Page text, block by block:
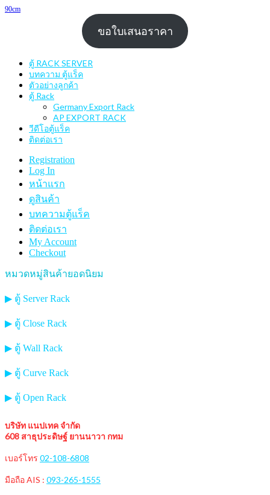
90cm
ขอใบเสนอราคา
ตู้ RACK SERVER
บทความ ตู้แร็ค
ตัวอย่างลูกค้า
ตู้ Rack
Germany Export Rack
AP EXPORT RACK
วีดีโอตู้แร็ค
ติดต่อเรา
Registration
Log In
หน้าแรก
ดูสินค้า
บทความตู้แร็ค
ติดต่อเรา
My Account
Checkout
หมวดหมู่สินค้ายอดนิยม
▶ ตู้ Server Rack
▶ ตู้ Close Rack
▶ ตู้ Wall Rack
▶ ตู้ Curve Rack
▶ ตู้ Open Rack
บริษัท แนปเทค จำกัด
608 สาธุประดิษฐ์ ยานนาวา กทม
เบอร์โทร 02-108-6808
มือถือ AIS : 093-265-1555